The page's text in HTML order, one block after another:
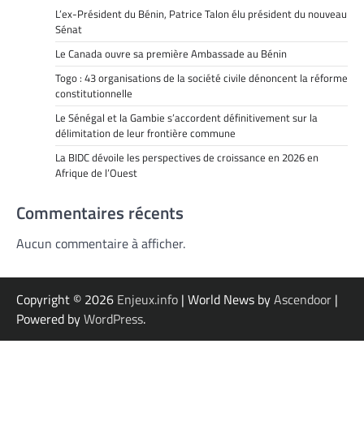
L’ex-Président du Bénin, Patrice Talon élu président du nouveau
Sénat
Le Canada ouvre sa première Ambassade au Bénin
Togo : 43 organisations de la société civile dénoncent la réforme
constitutionnelle
Le Sénégal et la Gambie s’accordent définitivement sur la
délimitation de leur frontière commune
La BIDC dévoile les perspectives de croissance en 2026 en
Afrique de l’Ouest
Commentaires récents
Aucun commentaire à afficher.
Copyright © 2026 Enjeux.info | World News byAscendoor |
Powered byWordPress.